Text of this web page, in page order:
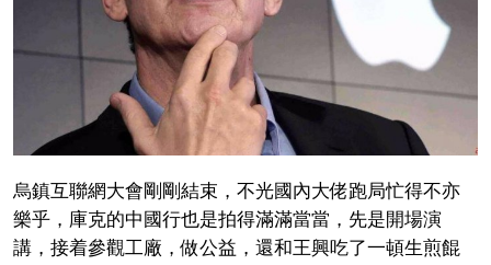
烏鎮互聯網大會剛剛結束，不光國內大佬跑局忙得不亦
樂乎，庫克的中國行也是拍得滿滿當當，先是開場演
講，接着參觀工廠，做公益，還和王興吃了一頓生煎餛